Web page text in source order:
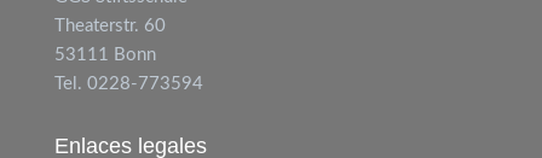
Theaterstr. 60
53111 Bonn
Tel. 0228-773594
Enlaces legales